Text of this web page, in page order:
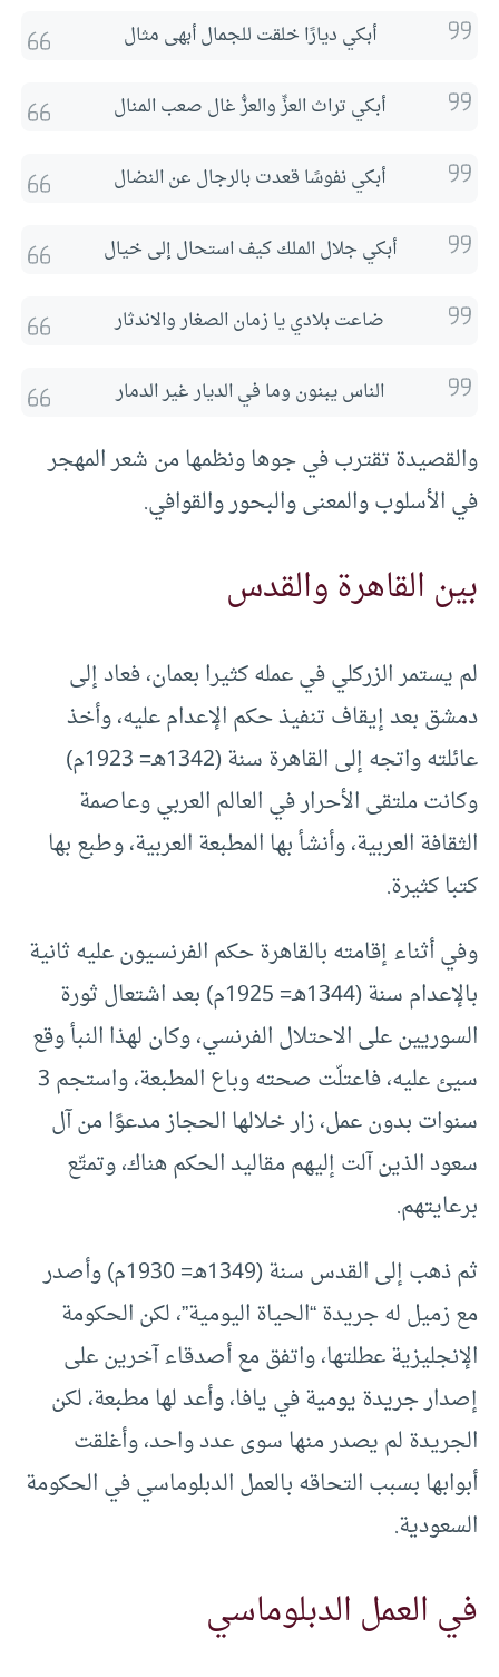
أبكي ديارًا خلقت للجمال أبهى مثال
أبكي تراث العزِّ والعزُّ غال صعب المنال
أبكي نفوسًا قعدت بالرجال عن النضال
أبكي جلال الملك كيف استحال إلى خيال
ضاعت بلادي يا زمان الصغار والاندثار
الناس يبنون وما في الديار غير الدمار
والقصيدة تقترب في جوها ونظمها من شعر المهجر
في الأسلوب والمعنى والبحور والقوافي.
بين القاهرة والقدس
لم يستمر الزركلي في عمله كثيرا بعمان، فعاد إلى
دمشق بعد إيقاف تنفيذ حكم الإعدام عليه، وأخذ
عائلته واتجه إلى القاهرة سنة (1342هـ= 1923م)
وكانت ملتقى الأحرار في العالم العربي وعاصمة
الثقافة العربية، وأنشأ بها المطبعة العربية، وطبع بها
كتبا كثيرة.
وفي أثناء إقامته بالقاهرة حكم الفرنسيون عليه ثانية
بالإعدام سنة (1344هـ= 1925م) بعد اشتعال ثورة
السوريين على الاحتلال الفرنسي، وكان لهذا النبأ وقع
سيئ عليه، فاعتلّت صحته وباع المطبعة، واستجم 3
سنوات بدون عمل، زار خلالها الحجاز مدعوًا من آل
سعود الذين آلت إليهم مقاليد الحكم هناك، وتمتّع
برعايتهم.
ثم ذهب إلى القدس سنة (1349هـ= 1930م) وأصدر
مع زميل له جريدة “الحياة اليومية”، لكن الحكومة
الإنجليزية عطلتها، واتفق مع أصدقاء آخرين على
إصدار جريدة يومية في يافا، وأعد لها مطبعة، لكن
الجريدة لم يصدر منها سوى عدد واحد، وأغلقت
أبوابها بسبب التحاقه بالعمل الدبلوماسي في الحكومة
السعودية.
في العمل الدبلوماسي